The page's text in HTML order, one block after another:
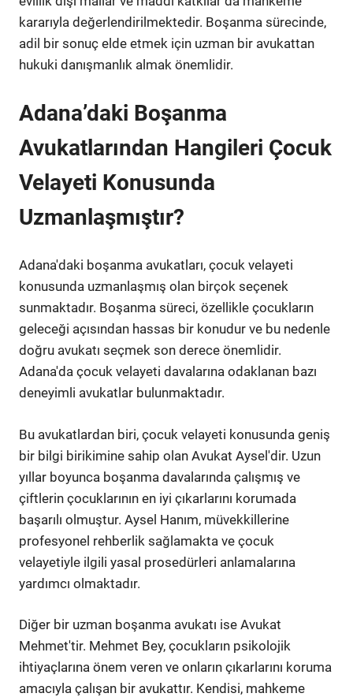
kararıyla değerlendirilmektedir. Boşanma sürecinde,
adil bir sonuç elde etmek için uzman bir avukattan
hukuki danışmanlık almak önemlidir.
Adana’daki Boşanma
Avukatlarından Hangileri Çocuk
Velayeti Konusunda
Uzmanlaşmıştır?
Adana'daki boşanma avukatları, çocuk velayeti
konusunda uzmanlaşmış olan birçok seçenek
sunmaktadır. Boşanma süreci, özellikle çocukların
geleceği açısından hassas bir konudur ve bu nedenle
doğru avukatı seçmek son derece önemlidir.
Adana'da çocuk velayeti davalarına odaklanan bazı
deneyimli avukatlar bulunmaktadır.
Bu avukatlardan biri, çocuk velayeti konusunda geniş
bir bilgi birikimine sahip olan Avukat Aysel'dir. Uzun
yıllar boyunca boşanma davalarında çalışmış ve
çiftlerin çocuklarının en iyi çıkarlarını korumada
başarılı olmuştur. Aysel Hanım, müvekkillerine
profesyonel rehberlik sağlamakta ve çocuk
velayetiyle ilgili yasal prosedürleri anlamalarına
yardımcı olmaktadır.
Diğer bir uzman boşanma avukatı ise Avukat
Mehmet'tir. Mehmet Bey, çocukların psikolojik
ihtiyaçlarına önem veren ve onların çıkarlarını koruma
amacıyla çalışan bir avukattır. Kendisi, mahkeme